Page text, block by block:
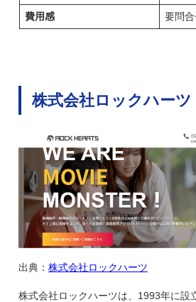
費用感
要問
株式会社ロックハーツ
出典：株式会社ロックハーツ
株式会社ロックハーツは、1993年に設